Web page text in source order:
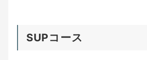
SUPコース